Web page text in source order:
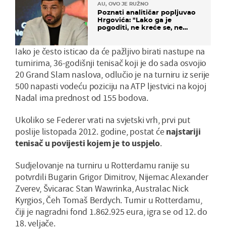
AU, OVO JE RUŽNO
Poznati analitičar popljuvao
Hrgovića: "Lako ga je
pogoditi, ne kreće se, ne
Iako je često isticao da će pažljivo birati nastupe na
turnirima, 36-godišnji tenisač koji je do sada osvojio
20 Grand Slam naslova, odlučio je na turniru iz serije
500 napasti vodeću poziciju na ATP ljestvici na kojoj
Nadal ima prednost od 155 bodova.
Ukoliko se Federer vrati na svjetski vrh, prvi put
poslije listopada 2012. godine, postat ćenajstariji
tenisač u povijesti kojem je to uspjelo.
Sudjelovanje na turniru u Rotterdamu ranije su
potvrdili Bugarin Grigor Dimitrov, Nijemac Alexander
Zverev, Švicarac Stan Wawrinka, Australac Nick
Kyrgios, Čeh Tomaš Berdych. Turnir u Rotterdamu,
čiji je nagradni fond 1.862.925 eura, igra se od 12. do
18. veljače.